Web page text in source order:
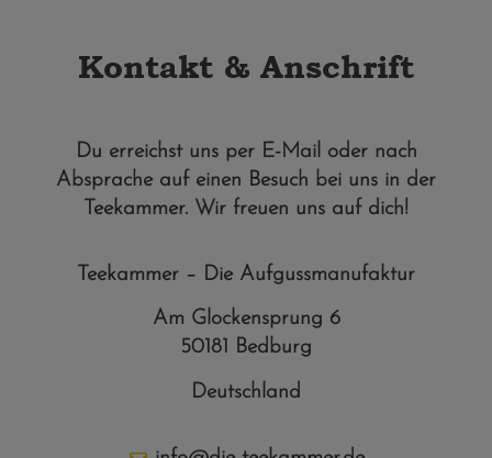
Kontakt & Anschrift
Du erreichst uns per E-Mail oder nach
Absprache auf einen Besuch bei uns in der
Teekammer. Wir freuen uns auf dich!
Teekammer – Die Aufgussmanufaktur
Am Glockensprung 6
50181 Bedburg
Deutschland